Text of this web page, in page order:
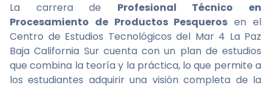
La carrera de Profesional Técnico en
Procesamiento de Productos Pesqueros en el
Centro de Estudios Tecnológicos del Mar 4 La Paz
Baja California Sur cuenta con un plan de estudios
que combina la teoría y la práctica, lo que permite a
los estudiantes adquirir una visión completa de la